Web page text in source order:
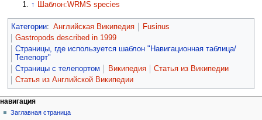
↑ Шаблон:WRMS species
Категории: Английская Википедия
Fusinus
Gastropods described in 1999
Страницы, где используется шаблон "Навигационная таблица/
Телепорт"
Страницы с телепортом
Википедия
Статья из Википедии
Статья из Английской Википедии
навигация
Заглавная страница